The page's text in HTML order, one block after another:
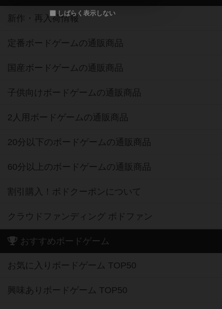
しばらく表示しない
新作・再入荷情報
定番ボードゲームの通販商品
国産ボードゲームの通販商品
子供向けボードゲームの通販商品
2人用ボードゲームの通販商品
20分以下のボードゲームの通販商品
60分以上のボードゲームの通販商品
割引購入！ボドクーポンについて
クラウドファンディング ボドファン
おすすめボードゲーム
お気に入りボードゲーム TOP50
興味ありボードゲーム TOP50